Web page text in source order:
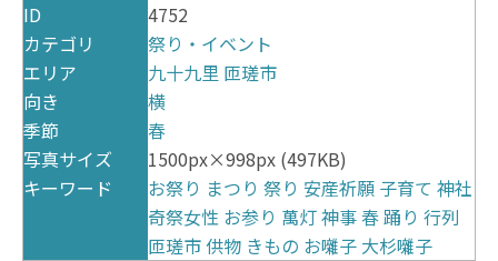
ID
4752
カテゴリ
祭り・イベント
エリア
九十九里 匝瑳市
向き
横
季節
春
写真サイズ
1500px×998px (497KB)
キーワード
お祭り まつり 祭り 安産祈願 子育て 神社
奇祭女性 お参り 萬灯神事春踊り 行列
匝瑳市供物 きもの お囃子 大杉囃子